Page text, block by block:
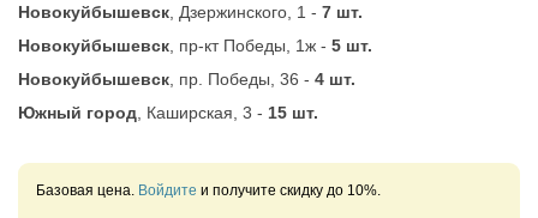
Новокуйбышевск , Дзержинского, 1 - 7 шт.
Новокуйбышевск , пр-кт Победы, 1ж - 5 шт.
Новокуйбышевск , пр. Победы, 36 - 4 шт.
Южный город , Каширская, 3 - 15 шт.
Базовая цена. Войдите и получите скидку до 10%.